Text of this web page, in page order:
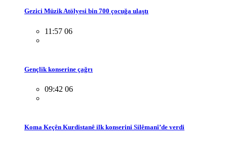
Gezici Müzik Atölyesi bin 700 çocuğa ulaştı
11:57 06
Gençlik konserine çağrı
09:42 06
Koma Keçên Kurdistanê ilk konserini Silêmanî’de verdi